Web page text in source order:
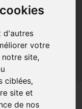
d'autres
votre
site,
ciblées,
site et
de nos
restaurant
de Solidarité
l’état
Discothèques
les